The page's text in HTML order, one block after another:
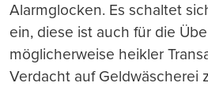
Alarmglocken. Es schaltet
ein, diese ist auch für die
möglicherweise heikler
Verdacht auf Geldwäscherei